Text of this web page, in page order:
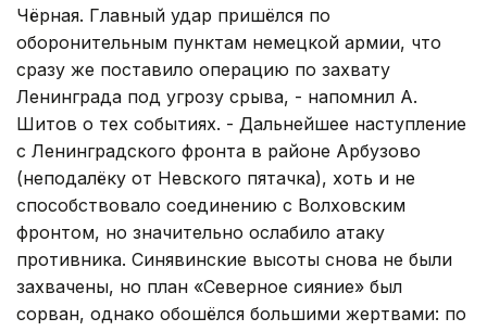
Чёрная. Главный удар пришёлся по
оборонительным пунктам немецкой армии, что
сразу же поставило операцию по захвату
Ленинграда под угрозу срыва, - напомнил А.
Шитов о тех событиях. - Дальнейшее наступление
с Ленинградского фронта в районе Арбузово
(неподалёку от Невского пятачка), хоть и не
способствовало соединению с Волховским
фронтом, но значительно ослабило атаку
противника. Синявинские высоты снова не были
захвачены, но план «Северное сияние» был
сорван, однако обошёлся большими жертвами: по